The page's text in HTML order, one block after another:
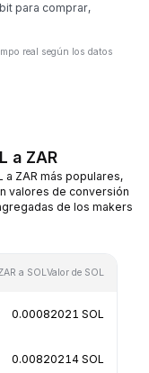
para comprar,
real según los datos
a ZAR
a ZAR más populares,
valores de conversión
de los makers
a SOLValor de SOL
0.00082021 SOL
0.00820214 SOL